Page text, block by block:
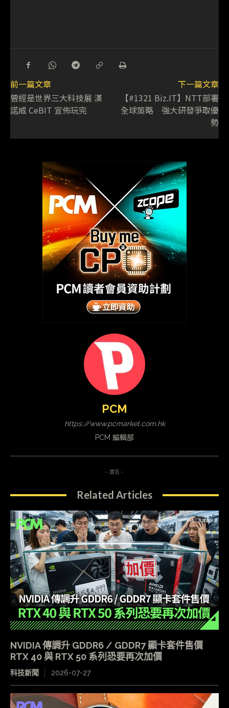
前一篇文章
曾經是世界三大科技展 漢
諾威 CeBIT 宣佈玩完
下一篇文章
【#1321 Biz.IT】NTT部署
全球策略 強大研發爭取優
勢
PCM
https://www.pcmarket.com.hk
PCM 編輯部
- 廣告 -
Related Articles
NVIDIA 傳調升 GDDR6 / GDDR7 顯卡套件售價
RTX 40 與 RTX 50 系列恐要再次加價
科技新聞 2026-07-27